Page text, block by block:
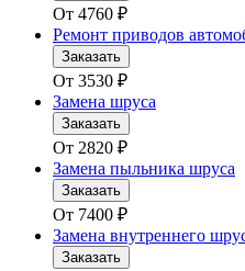
От 4760 ₽
Ремонт приводов
Заказать
От 3530 ₽
Замена шруса
Заказать
От 2820 ₽
Замена пыльника шруса
Заказать
От 7400 ₽
Замена внутреннего
Заказать